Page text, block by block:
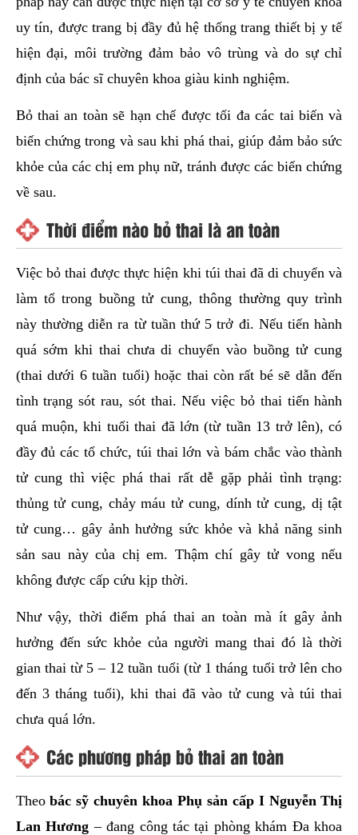
uy tín, được trang bị đầy đủ hệ thống trang thiết bị y tế
hiện đại, môi trường đảm bảo vô trùng và do sự chỉ
định của bác sĩ chuyên khoa giàu kinh nghiệm.
Bỏ thai an toàn sẽ hạn chế được tối đa các tai biến và
biến chứng trong và sau khi phá thai, giúp đảm bảo sức
khỏe của các chị em phụ nữ, tránh được các biến chứng
về sau.
Thời điểm nào bỏ thai là an toàn
Việc bỏ thai được thực hiện khi túi thai đã di chuyển và
làm tổ trong buồng tử cung, thông thường quy trình
này thường diễn ra từ tuần thứ 5 trở đi. Nếu tiến hành
quá sớm khi thai chưa di chuyển vào buồng tử cung
(thai dưới 6 tuần tuổi) hoặc thai còn rất bé sẽ dẫn đến
tình trạng sót rau, sót thai. Nếu việc bỏ thai tiến hành
quá muộn, khi tuổi thai đã lớn (từ tuần 13 trở lên), có
đầy đủ các tổ chức, túi thai lớn và bám chắc vào thành
tử cung thì việc phá thai rất dễ gặp phải tình trạng:
thủng tử cung, chảy máu tử cung, dính tử cung, dị tật
tử cung… gây ảnh hưởng sức khỏe và khả năng sinh
sản sau này của chị em. Thậm chí gây tử vong nếu
không được cấp cứu kịp thời.
Như vậy, thời điểm phá thai an toàn mà ít gây ảnh
hưởng đến sức khỏe của người mang thai đó là thời
gian thai từ 5 – 12 tuần tuổi (từ 1 tháng tuổi trở lên cho
đến 3 tháng tuổi), khi thai đã vào tử cung và túi thai
chưa quá lớn.
Các phương pháp bỏ thai an toàn
Theobác sỹ chuyên khoa Phụ sản cấp I Nguyễn Thị
Lan Hương– đang công tác tại phòng khám Đa khoa